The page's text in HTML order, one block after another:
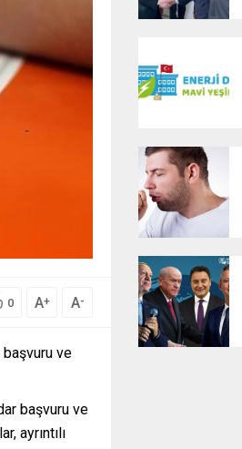
0 A+ A-
başvuru ve
başvuru ve
ayrıntılı